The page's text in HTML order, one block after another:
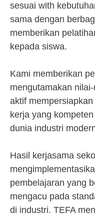
sesuai with
sama dengan
memberikan
kepada siswa.
Kami memberikan
mengutamakan
aktif
kerja yang
dunia industri
Hasil kerjasama
pembelajaran yang
mengacu pada
di industri. TEFA